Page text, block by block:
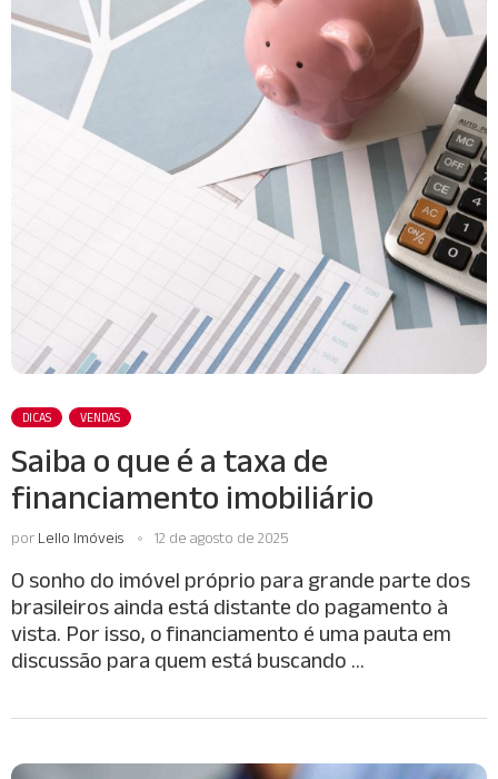
DICAS VENDAS
Saiba o que é a taxa de
financiamento imobiliário
por Lello Imóveis 12 de agosto de 2025
O sonho do imóvel próprio para grande parte dos
brasileiros ainda está distante do pagamento à
vista. Por isso, o financiamento é uma pauta em
discussão para quem está buscando …